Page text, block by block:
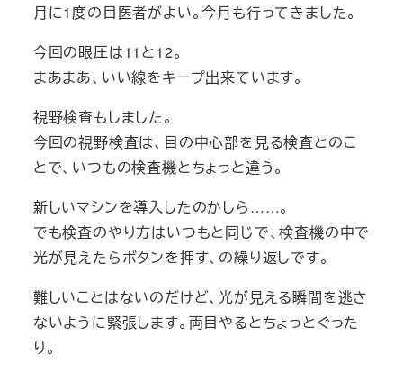
月に1度の目医者がよい。今月も行ってきました。
今回の眼圧は11と12。
まあまあ、いい線をキープ出来ています。
視野検査もしました。
今回の視野検査は、目の中心部を見る検査とのこ
とで、いつもの検査機とちょっと違う。
新しいマシンを導入したのかしら……。
でも検査のやり方はいつもと同じで、検査機の中で
光が見えたらボタンを押す、の繰り返しです。
難しいことはないのだけど、光が見える瞬間を逃さ
ないように緊張します。両目やるとちょっとぐった
り。